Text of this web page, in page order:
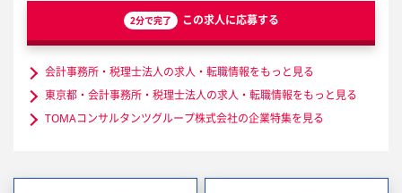
2分で完了 この求人に応募する
会計事務所・税理士法人の求人・転職情報をもっと見る
東京都・会計事務所・税理士法人の求人・転職情報をもっと見る
TOMAコンサルタンツグループ株式会社の企業特集を見る